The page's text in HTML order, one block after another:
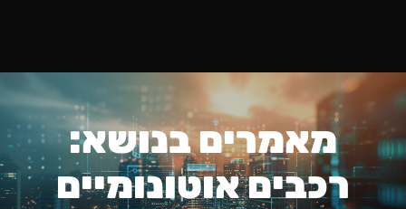
מאמרים בנושא:
רכבים אוטונומיים